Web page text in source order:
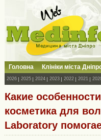
Головна Клініки міста
2026 2025 2024 2023 2022 2021
Какие
косметика для
Laboratory